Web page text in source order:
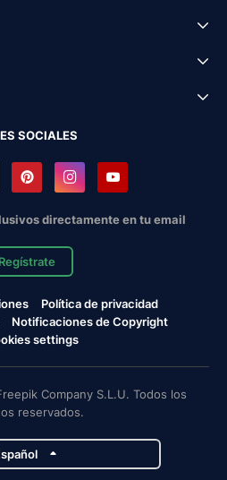
SOCIALES
directamente en tu email
Regístrate
Política de privacidad
Notificaciones de Copyright
settings
Company S.L.U. Todos los
reservados.